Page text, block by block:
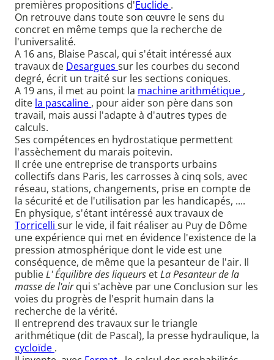
premières propositions d'Euclide .
On retrouve dans toute son œuvre le sens du
concret en même temps que la recherche de
l'universalité.
A 16 ans, Blaise Pascal, qui s'était intéressé aux
travaux de Desargues sur les courbes du second
degré, écrit un traité sur les sections coniques.
A 19 ans, il met au point la machine arithmétique ,
dite la pascaline , pour aider son père dans son
travail, mais aussi l'adapte à d'autres types de
calculs.
Ses compétences en hydrostatique permettent
l'assèchement du marais poitevin.
Il crée une entreprise de transports urbains
collectifs dans Paris, les carrosses à cinq sols, avec
réseau, stations, changements, prise en compte de
la sécurité et de l'utilisation par les handicapés, ....
En physique, s'étant intéressé aux travaux de
Torricelli sur le vide, il fait réaliser au Puy de Dôme
une expérience qui met en évidence l'existence de la
pression atmosphérique dont le vide est une
conséquence, de même que la pesanteur de l'air. Il
publieL' Équilibre des liqueurs etLa Pesanteur de la
masse de l'airqui s'achève par une Conclusion sur les
voies du progrès de l'esprit humain dans la
recherche de la vérité.
Il entreprend des travaux sur le triangle
arithmétique (dit de Pascal), la presse hydraulique, la
cycloïde .